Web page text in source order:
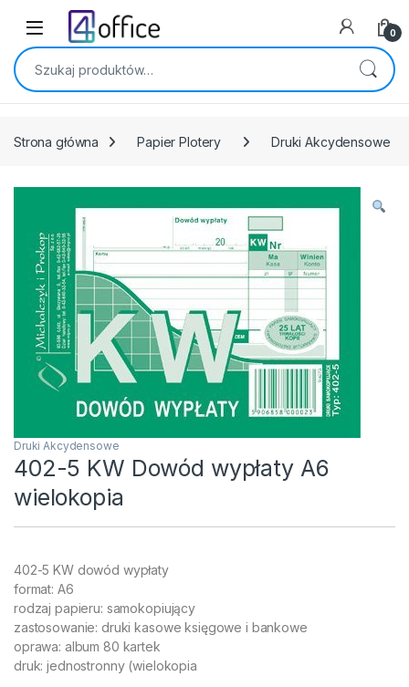
Skip to navigation
Skip to content
0
Szukaj:
Strona główna Papier Plotery Druki Akcydensowe
Druki Akcydensowe
402-5 KW Dowód wypłaty A6
wielokopia
402-5 KW dowód wypłaty
format: A6
rodzaj papieru: samokopiujący
zastosowanie: druki kasowe księgowe i bankowe
oprawa: album 80 kartek
druk: jednostronny (wielokopia